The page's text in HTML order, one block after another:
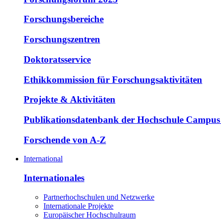
Forschungsbereiche
Forschungszentren
Doktoratsservice
Ethikkommission für Forschungsaktivitäten
Projekte & Aktivitäten
Publikationsdatenbank der Hochschule
Forschende von A-Z
International
Internationales
Partnerhochschulen und Netzwerke
Internationale Projekte
Europäischer Hochschulraum